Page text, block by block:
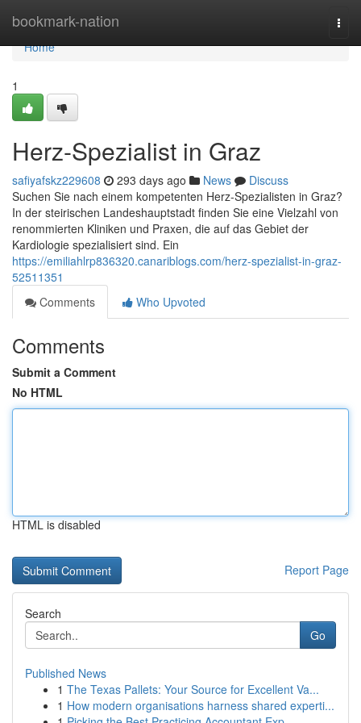
bookmark-nation
Home
Home
1
Herz-Spezialist in Graz
safiyafskz229608 293 days ago News
Discuss
Suchen Sie nach einem kompetenten Herz-Spezialisten in Graz?
In der steirischen Landeshauptstadt finden Sie eine Vielzahl von
renommierten Kliniken und Praxen, die auf das Gebiet der
Kardiologie spezialisiert sind. Ein
https://emiliahlrp836320.canariblogs.com/herz-spezialist-in-graz-
52511351
Comments
Who Upvoted
Comments
Submit a Comment
No HTML
HTML is disabled
Report Page
Search
Go
Published News
1 The Texas Pallets: Your Source for Excellent Va...
1 How modern organisations harness shared experti...